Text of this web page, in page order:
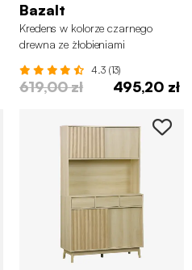
Bazalt
Kredens w kolorze czarnego
drewna ze żłobieniami
4.3 (13)
619,00 zł 495,20 zł